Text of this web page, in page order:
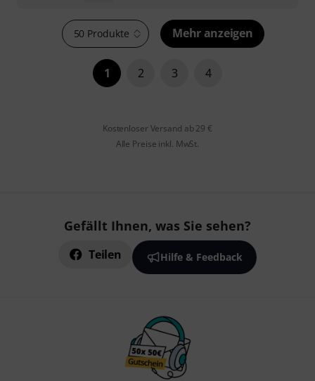
50 Produkte Mehr anzeigen
1 2 3 4
Kostenloser Versand ab 29 €
Alle Preise inkl. MwSt.
Gefällt Ihnen, was Sie sehen?
Teilen Hilfe & Feedback